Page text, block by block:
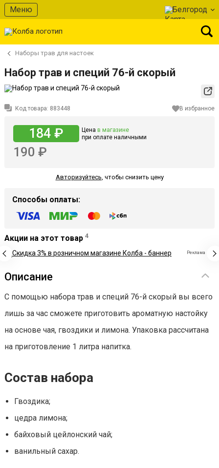
Меню Белгород
Наборы трав для настоек
Набор трав и специй 76-й скорый
Код товара: 883448 В избранное
184 ₽ Цена в магазине
при оплате наличными
190 ₽
Авторизуйтесь, чтобы снизить цену
Способы оплаты:
Акции на этот товар 4
Реклама
Описание
С помощью набора трав и специй 76-й скорый вы всего
лишь за час сможете приготовить ароматную настойку
на основе чая, гвоздики и лимона. Упаковка рассчитана
на приготовление 1 литра напитка.
Состав набора
Гвоздика;
цедра лимона;
байховый цейлонский чай;
ванильный сахар.